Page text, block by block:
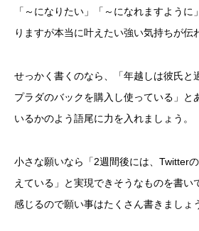
「～になりたい」「～になれますよう
りますが本当に叶えたい強い気持ちが伝
せっかく書くのなら、「年越しは彼氏と
プラダのバックを購入し使っている」と
いるかのよう語尾に力を入れましょう。
小さな願いなら「2週間後には、Twitter
えている」と実現できそうなものを書い
感じるので願い事はたくさん書きましょ